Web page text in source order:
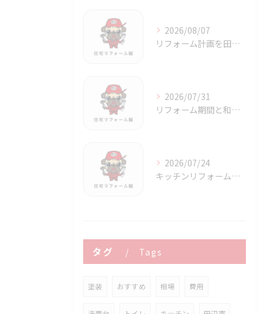
2026/08/07
リフォーム計画を田辺市で成功させる補助金活用と賢い進め方ガイド
2026/07/31
リフォーム期間と和歌山県田辺市で賢く進める工事スケジュールの考え方
2026/07/24
キッチンリフォーム和歌山県田辺市で補助金を活用し家事効率と快適な空間を実現するポイント
タグ Tags
塗装 おすすめ 相場 費用